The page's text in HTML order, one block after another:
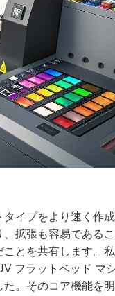
イプをより速く作
拡張も容易である
とを共有します。
フラットベッド マ
。そのコア機能を